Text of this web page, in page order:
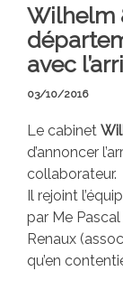
Wilhelm
avec
03/10/2016
Le cabinet
d’annoncer
collaborateur.
Il rejoint
par Me
Renaux
qu’en